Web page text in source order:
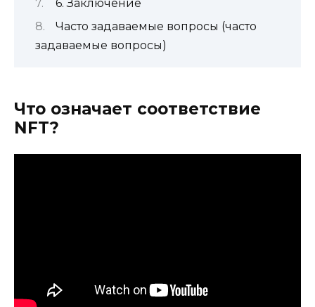
6. Заключение
Часто задаваемые вопросы (часто
задаваемые вопросы)
Что означает соответствие
NFT?